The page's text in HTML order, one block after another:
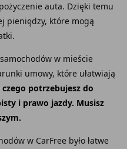
auta. Dzięki temu
pieniędzy, które mogą
w mieście
umowy, które ułatwiają
czego potrzebujesz do
i prawo jazdy. Musisz
w CarFree było łatwe